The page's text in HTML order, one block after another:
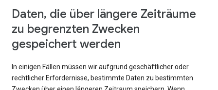
Daten, die über längere Zeiträume
zu begrenzten Zwecken
gespeichert werden
In einigen Fällen müssen wir aufgrund geschäftlicher oder
rechtlicher Erfordernisse, bestimmte Daten zu bestimmten